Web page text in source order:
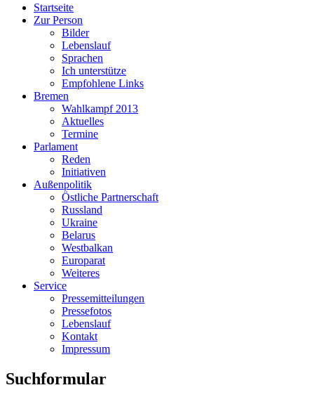
Startseite
Zur Person
Bilder
Lebenslauf
Sprachen
Ich unterstütze
Empfohlene Links
Bremen
Wahlkampf 2013
Aktuelles
Termine
Parlament
Reden
Initiativen
Außenpolitik
Östliche Partnerschaft
Russland
Ukraine
Belarus
Westbalkan
Europarat
Weiteres
Service
Pressemitteilungen
Pressefotos
Lebenslauf
Kontakt
Impressum
Suchformular